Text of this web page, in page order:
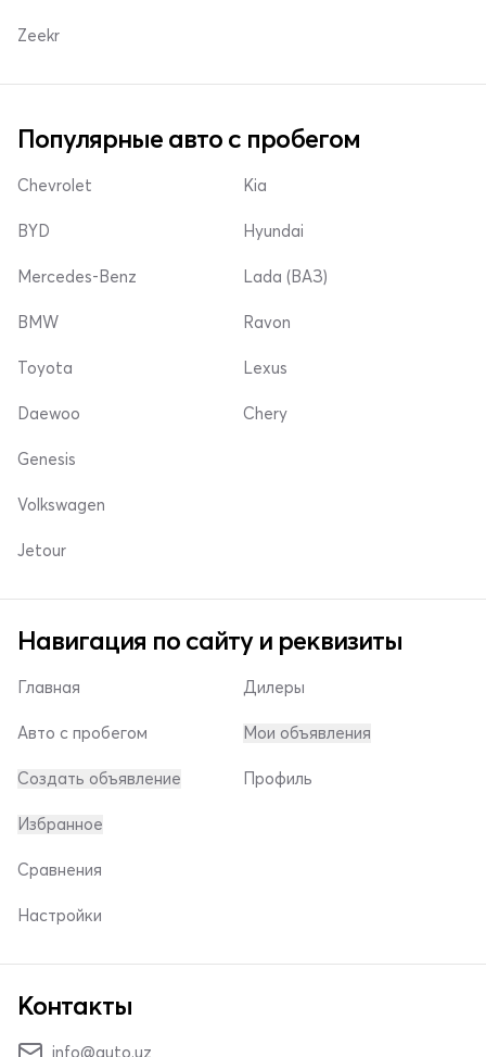
Zeekr
Популярные авто с пробегом
Chevrolet
BYD
Mercedes-Benz
Kia
Hyundai
Lada (ВАЗ)
BMW
Toyota
Daewoo
Ravon
Lexus
Chery
Genesis
Volkswagen
Jetour
Навигация по сайту и реквизиты
Главная
Авто с пробегом
Создать объявление
Дилеры
Мои объявления
Профиль
Избранное
Сравнения
Настройки
Контакты
info@auto.uz